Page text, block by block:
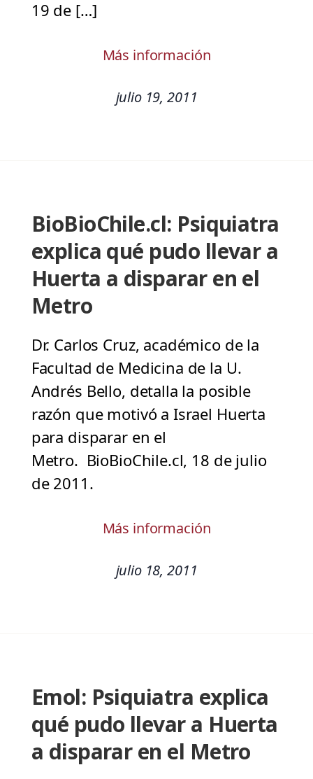
19 de […]
Más información
julio 19, 2011
BioBioChile.cl: Psiquiatra
explica qué pudo llevar a
Huerta a disparar en el
Metro
Dr. Carlos Cruz, académico de la
Facultad de Medicina de la U.
Andrés Bello, detalla la posible
razón que motivó a Israel Huerta
para disparar en el
Metro. BioBioChile.cl, 18 de julio
de 2011.
Más información
julio 18, 2011
Emol: Psiquiatra explica
qué pudo llevar a Huerta
a disparar en el Metro